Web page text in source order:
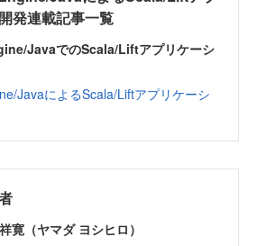
発連載記事一覧
JavaでのScala/Liftアプリケーシ
JavaによるScala/Liftアプリケーシ
寛（ヤマダ ヨシヒロ）